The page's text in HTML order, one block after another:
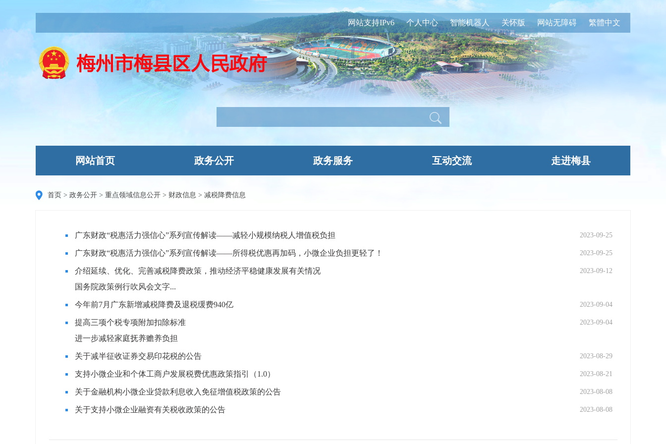
繁體中文
网站无障碍
关怀版
智能机器人
个人中心
网站支持IPv6
网站首页 政务公开 政务服务 互动交流 走进梅县
首页 > 政务公开 > 重点领域信息公开 > 财政信息 > 减税降费信息
广东财政“税惠活力强信心”系列宣传解读——减轻小规模纳税人增值税负担 2023-09-25
广东财政“税惠活力强信心”系列宣传解读——所得税优惠再加码，小微企业负担更轻了！ 2023-09-25
介绍延续、优化、完善减税降费政策，推动经济平稳健康发展有关情况
国务院政策例行吹风会文字...
2023-09-12
今年前7月广东新增减税降费及退税缓费940亿 2023-09-04
提高三项个税专项附加扣除标准
进一步减轻家庭抚养赡养负担
2023-09-04
关于减半征收证券交易印花税的公告 2023-08-29
支持小微企业和个体工商户发展税费优惠政策指引（1.0） 2023-08-21
关于金融机构小微企业贷款利息收入免征增值税政策的公告 2023-08-08
关于支持小微企业融资有关税收政策的公告 2023-08-08